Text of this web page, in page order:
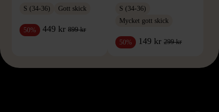
S (34-36) Gott skick
50% 449 kr 899 kr
S (34-36)
Mycket gott skick
50% 149 kr 299 kr